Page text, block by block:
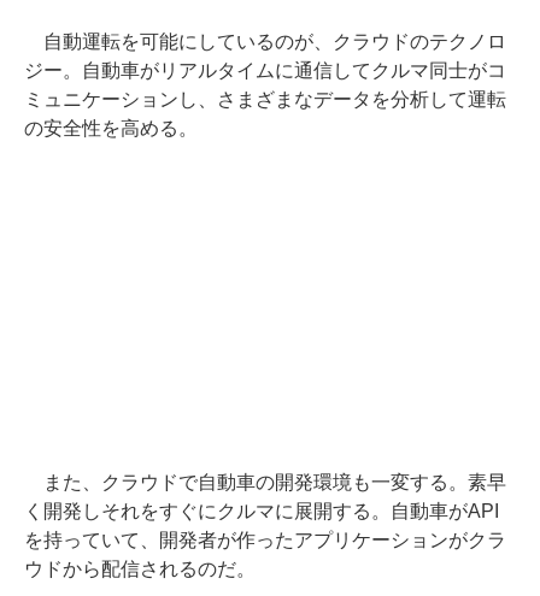
自動運転を可能にしているのが、クラウドのテクノロ
ジー。自動車がリアルタイムに通信してクルマ同士がコ
ミュニケーションし、さまざまなデータを分析して運転
の安全性を高める。
また、クラウドで自動車の開発環境も一変する。素早
く開発しそれをすぐにクルマに展開する。自動車がAPI
を持っていて、開発者が作ったアプリケーションがクラ
ウドから配信されるのだ。